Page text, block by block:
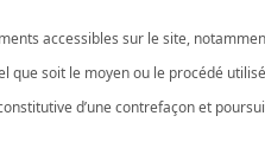
accessibles sur le site,
soit le moyen ou le procédé
d’une contrefaçon et